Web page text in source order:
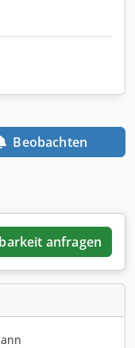
Beobachten
anfragen